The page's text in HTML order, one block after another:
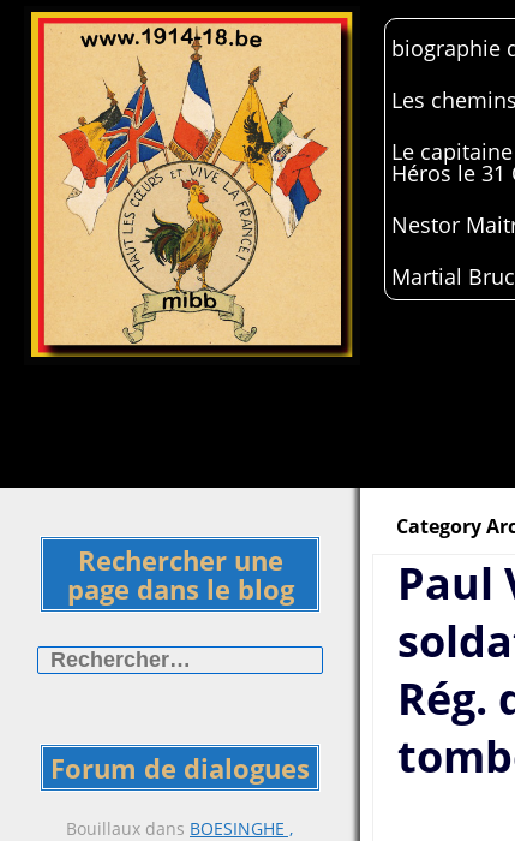
biographie
Les
Le
Héros le 31
Nestor
Martial
Rechercher une
page dans le blog
Forum de dialogues
Bouillaux dans BOESINGHE ,
Category
Paul
Rég.